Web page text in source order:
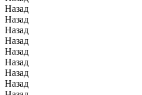
Назад
Назад
Назад
Назад
Назад
Назад
Назад
Назад